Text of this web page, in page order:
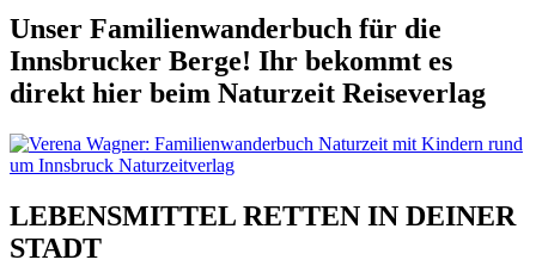
Unser Familienwanderbuch für die
Innsbrucker Berge! Ihr bekommt es
direkt hier beim Naturzeit Reiseverlag
LEBENSMITTEL RETTEN IN DEINER
STADT